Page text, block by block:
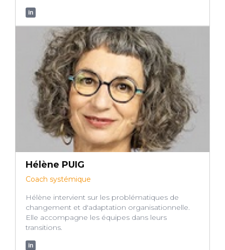
in
Hélène PUIG
Coach systémique
Hélène intervient sur les problématiques de
changement et d'adaptation organisationnelle.
Elle accompagne les équipes dans leurs
transitions.
in